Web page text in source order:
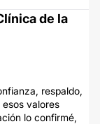
de la
respaldo,
valores
lo confirmé,